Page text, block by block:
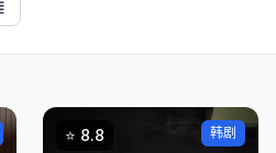
⭐ 8.8 韩剧